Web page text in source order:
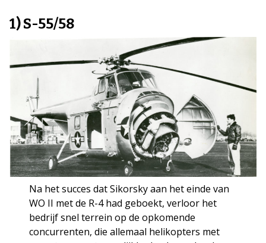
1) S-55/58
Na het succes dat Sikorsky aan het einde van
WO II met de R-4 had geboekt, verloor het
bedrijf snel terrein op de opkomende
concurrenten, die allemaal helikopters met